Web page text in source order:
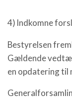
4) Indkomne
Bestyrelsen
Gældende
en opdatering til